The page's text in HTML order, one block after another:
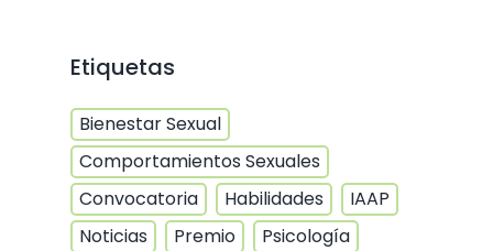
Etiquetas
Bienestar Sexual
Comportamientos Sexuales
Convocatoria
Habilidades
IAAP
Noticias
Premio
Psicología